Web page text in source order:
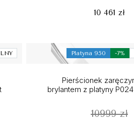
10 461 zł
Platyna 950 -7%
Pierścionek
brylantem z platyny
10999 zł